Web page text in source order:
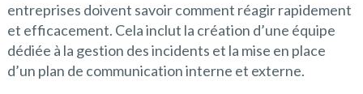
entreprises doivent savoir comment réagir rapidement
et efficacement. Cela inclut la création d’une équipe
dédiée à la gestion des incidents et la mise en place
d’un plan de communication interne et externe.